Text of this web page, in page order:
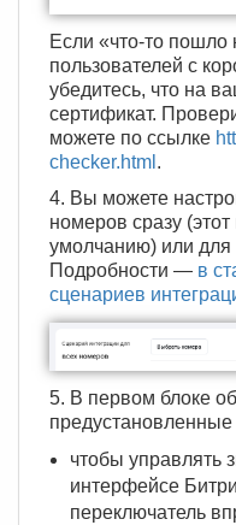
Если «что-то пошло
пользователей с
убедитесь, что на
сертификат.
можете по ссылке
checker.html .
4. Вы можете
номеров сразу
умолчанию) или для
Подробности — в
сценариев
5. В первом блоке
чтобы управлять
интерфейсе
переключатель